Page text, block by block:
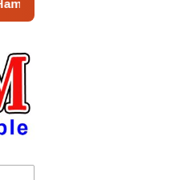
2022.